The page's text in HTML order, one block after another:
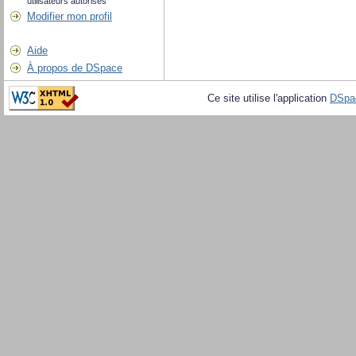
Modifier mon profil
Aide
À propos de DSpace
Ce site utilise l'application